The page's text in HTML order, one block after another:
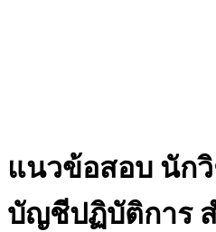
แนวข้อสอบ นัก
บัญชีปฏิบัติการ